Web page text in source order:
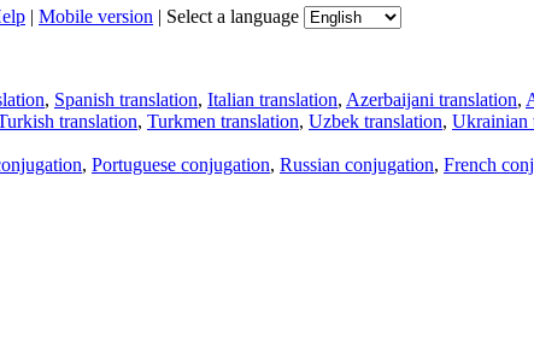
| Mobile version | Select a language
, Spanish translation, Italian translation, Azerbaijani translation,
translation, Turkmen translation, Uzbek translation, Ukrainian
, Portuguese conjugation, Russian conjugation, French